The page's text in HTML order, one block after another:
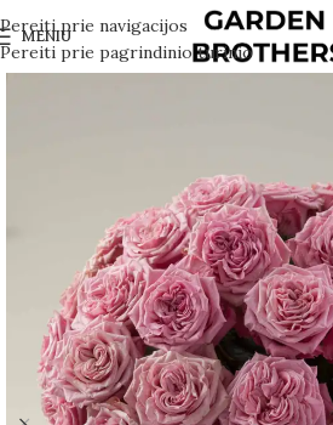
Pereiti prie navigacijos
Pereiti prie pagrindinio turinio
MENIU